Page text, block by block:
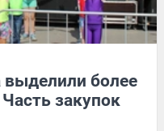
выделили более
закупок